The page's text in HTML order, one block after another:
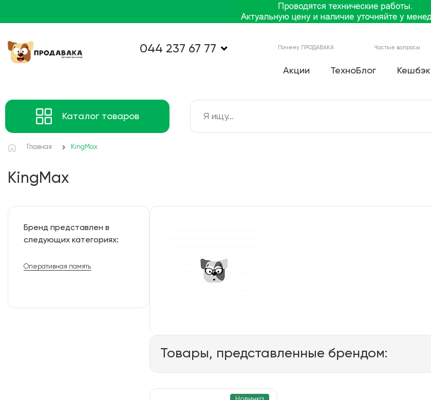
044 237 67 77 Почему ПРОДАВАКА Частые вопросы
Акции ТехноБлог Кешбэк
Каталог товаров
Главная KingMax
KingMax
Бренд представлен в
следующих категориях:
Оперативная память
Товары, представленные брендом: